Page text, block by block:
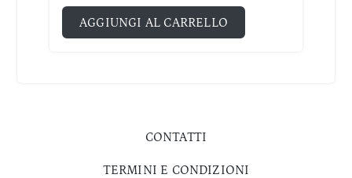
AGGIUNGI AL CARRELLO
CONTATTI
TERMINI E CONDIZIONI